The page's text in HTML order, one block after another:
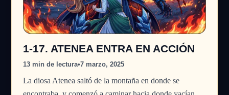
1-17. ATENEA ENTRA EN ACCIÓN
13 min de lectura•7 marzo, 2025
La diosa Atenea saltó de la montaña en donde se